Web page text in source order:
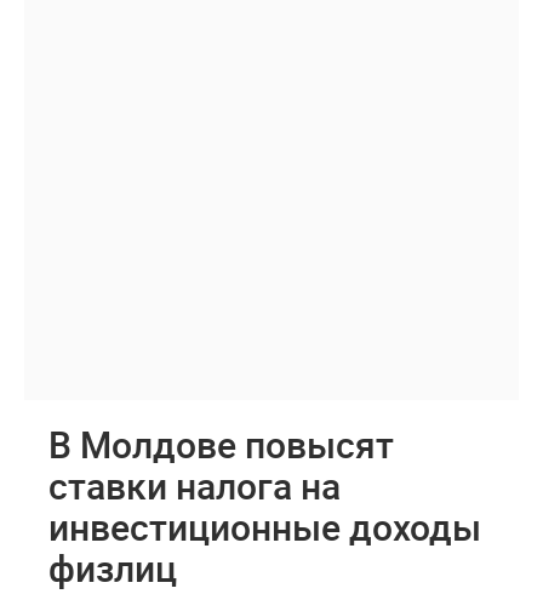
В Молдове повысят
ставки налога на
инвестиционные доходы
физлиц